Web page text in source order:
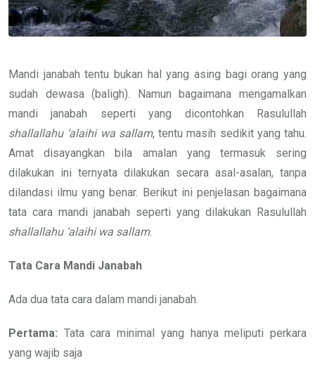
Mandi janabah tentu bukan hal yang asing bagi orang yang
sudah dewasa (baligh). Namun bagaimana mengamalkan
mandi janabah seperti yang dicontohkan Rasulullah
shallallahu ‘alaihi wa sallam, tentu masih sedikit yang tahu.
Amat disayangkan bila amalan yang termasuk sering
dilakukan ini ternyata dilakukan secara asal-asalan, tanpa
dilandasi ilmu yang benar. Berikut ini penjelasan bagaimana
tata cara mandi janabah seperti yang dilakukan Rasulullah
shallallahu ‘alaihi wa sallam.
Tata Cara Mandi Janabah
Ada dua tata cara dalam mandi janabah.
Pertama: Tata cara minimal yang hanya meliputi perkara
yang wajib saja